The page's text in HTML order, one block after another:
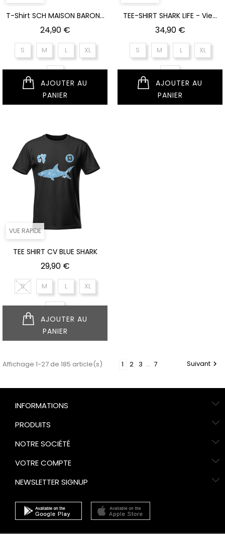
T-Shirt SCH MAISON BARON...
24,90 €Prix
S M L XL
PANIER
TEE-SHIRT SHARK LIFE - Vie...
34,90 €Prix
S M L XL
PANIER
VUE RAPIDE
TEE SHIRT CV BLUE SHARK
29,90 €Prix
S M L XL
XXL
PANIER
Affichage 1-27 de 185 article(s) 1 2 3 … 7 Suivant 
INFORMATIONS
PRODUITS
NOTRE SOCIÉTÉ
VOTRE COMPTE
NEWSLETTER SIGNUP